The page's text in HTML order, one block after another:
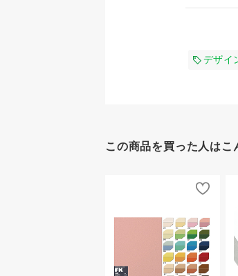
デザイ
この商品を買った人は